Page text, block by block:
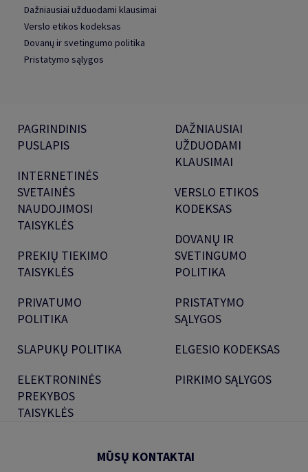
Dažniausiai užduodami klausimai
Verslo etikos kodeksas
Dovanų ir svetingumo politika
Pristatymo sąlygos
PAGRINDINIS
PUSLAPIS
INTERNETINĖS
SVETAINĖS
NAUDOJIMOSI
TAISYKLĖS
PREKIŲ TIEKIMO
TAISYKLĖS
PRIVATUMO
POLITIKA
SLAPUKŲ POLITIKA
ELEKTRONINĖS
PREKYBOS
TAISYKLĖS
DAŽNIAUSIAI
UŽDUODAMI
KLAUSIMAI
VERSLO ETIKOS
KODEKSAS
DOVANŲ IR
SVETINGUMO
POLITIKA
PRISTATYMO
SĄLYGOS
ELGESIO KODEKSAS
PIRKIMO SĄLYGOS
MŪSŲ KONTAKTAI